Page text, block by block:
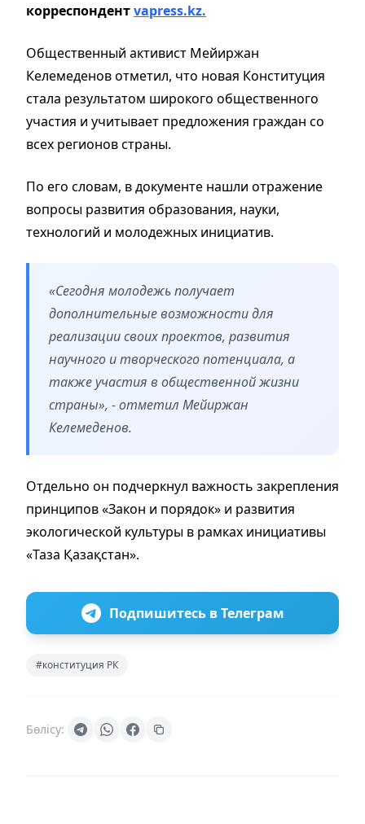
корреспондентvapress.kz.
Общественный активист Мейиржан
Келемеденов отметил, что новая Конституция
стала результатом широкого общественного
участия и учитывает предложения граждан со
всех регионов страны.
По его словам, в документе нашли отражение
вопросы развития образования, науки,
технологий и молодежных инициатив.
«Сегодня молодежь получает
дополнительные возможности для
реализации своих проектов, развития
научного и творческого потенциала, а
также участия в общественной жизни
страны», - отметил Мейиржан
Келемеденов.
Отдельно он подчеркнул важность закрепления
принципов «Закон и порядок» и развития
экологической культуры в рамках инициативы
«Таза Қазақстан».
Подпишитесь в Телеграм
#конституция РК
Бөлісу: